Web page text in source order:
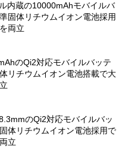
内蔵の10000mAhモバイルバ
固体リチウムイオン電池採用
両立
のQi2対応モバイルバッテ
リチウムイオン電池搭載で大
のQi2対応モバイルバッ
体リチウムイオン電池採用で
立